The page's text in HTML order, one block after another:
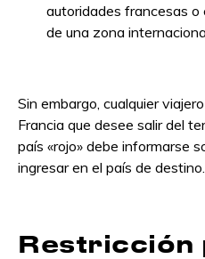
autoridades francesas
de una zona
Sin embargo, cualquier
Francia que desee salir del
país «rojo» debe informarse
ingresar en el país de destino.
Restricción